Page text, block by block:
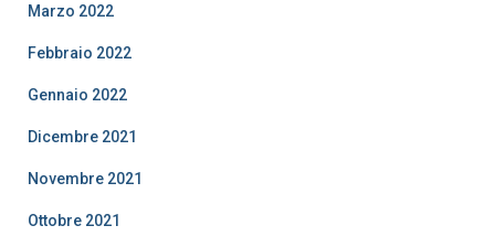
Marzo 2022
Febbraio 2022
Gennaio 2022
Dicembre 2021
Novembre 2021
Ottobre 2021